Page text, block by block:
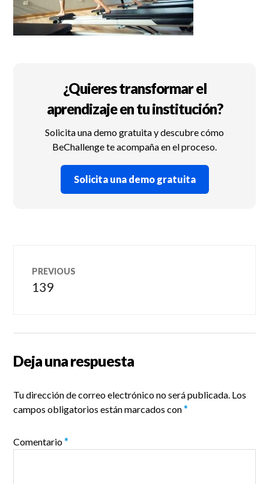
¿Quieres transformar el
aprendizaje en tu institución?
Solicita una demo gratuita y descubre cómo
BeChallenge te acompaña en el proceso.
Solicita una demo gratuita
PREVIOUS
Previous
139
Deja una respuesta
Tu dirección de correo electrónico no será publicada. Los
campos obligatorios están marcados con*
Comentario*